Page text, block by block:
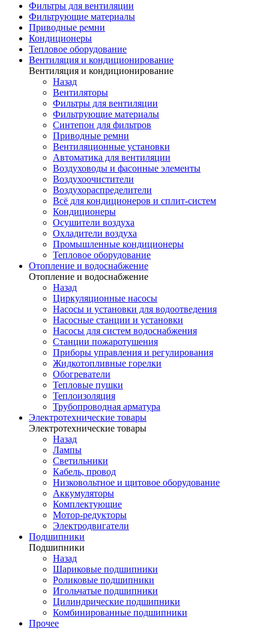
Фильтры для вентиляции
Фильтрующие материалы
Приводные ремни
Кондиционеры
Тепловое оборудование
Вентиляция и кондиционирование
Вентиляция и кондиционирование
Назад
Вентиляторы
Фильтры для вентиляции
Фильтрующие материалы
Синтепон для фильтров
Приводные ремни
Вентиляционные установки
Автоматика для вентиляции
Воздуховоды и фасонные элементы
Воздухоочистители
Воздухораспределители
Всё для кондиционеров и сплит-систем
Кондиционеры
Осушители воздуха
Охладители воздуха
Промышленные кондиционеры
Тепловое оборудование
Отопление и водоснабжение
Отопление и водоснабжение
Назад
Циркуляционные насосы
Насосы и установки для водоотведения
Насосные станции и установки
Насосы для систем водоснабжения
Станции пожаротушения
Приборы управления и регулирования
Жидкотопливные горелки
Обогреватели
Тепловые пушки
Теплоизоляция
Трубопроводная арматура
Электротехнические товары
Электротехнические товары
Назад
Лампы
Светильники
Кабель, провод
Низковольтное и щитовое оборудование
Аккумуляторы
Комплектующие
Мотор-редукторы
Электродвигатели
Подшипники
Подшипники
Назад
Шариковые подшипники
Роликовые подшипники
Игольчатые подшипники
Цилиндрические подшипники
Комбинированные подшипники
Прочее